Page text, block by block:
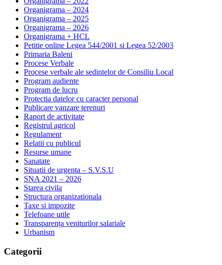
Organigrama – 2024
Organigrama – 2025
Organigrama – 2026
Organigrama + HCL
Petitie online Legea 544/2001 si Legea 52/2003
Primaria Baleni
Procese Verbale
Procese verbale ale sedintelor de Consiliu Local
Program audiente
Program de lucru
Protectia datelor cu caracter personal
Publicare vanzare terenuri
Raport de activitate
Registrul agricol
Regulament
Relatii cu publicul
Resurse umane
Sanatate
Situatii de urgenta – S.V.S.U
SNA 2021 – 2026
Starea civila
Structura organizationala
Taxe si impozite
Telefoane utile
Transparența veniturilor salariale
Urbanism
Categorii